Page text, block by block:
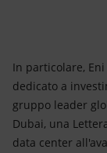
In particolare,
dedicato a
gruppo leader
Dubai, una
data center